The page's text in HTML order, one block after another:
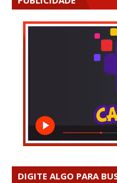
DIGITE ALGO PARA